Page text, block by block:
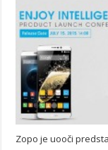
Zopo je uooči